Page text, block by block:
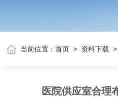
当前位置：首页 > 资料下载 >
医院供应室合理